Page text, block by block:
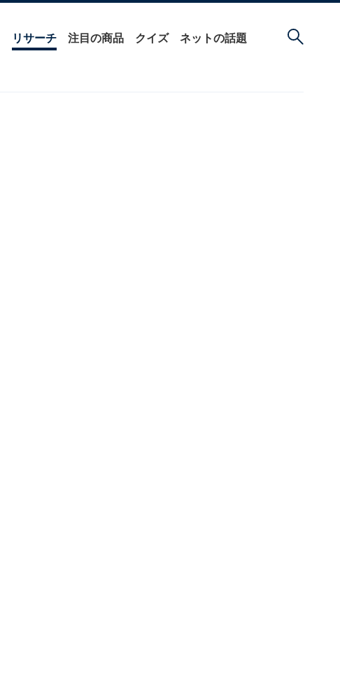
リサーチ 注目の商品 クイズ ネットの話題